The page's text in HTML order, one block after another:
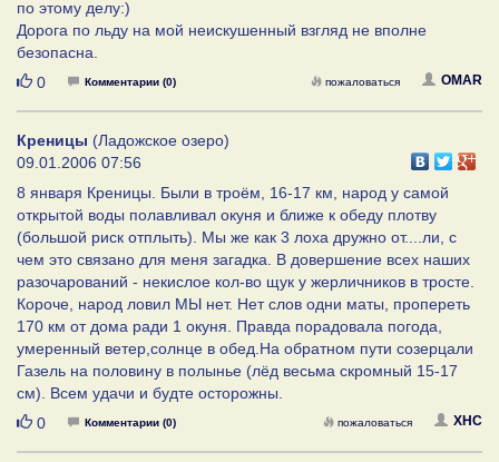
по этому делу:)
Дорога по льду на мой неискушенный взгляд не вполне
безопасна.
Нравится
0 Комментарии (0) OMAR
пожаловаться
Креницы (Ладожское озеро)
09.01.2006 07:56
8 января Креницы. Были в троём, 16-17 км, народ у самой
открытой воды полавливал окуня и ближе к обеду плотву
(большой риск отплыть). Мы же как 3 лоха дружно от....ли, с
чем это связано для меня загадка. В довершение всех наших
разочарований - некислое кол-во щук у жерличников в тросте.
Короче, народ ловил МЫ нет. Нет слов одни маты, пропереть
170 км от дома ради 1 окуня. Правда порадовала погода,
умеренный ветер,солнце в обед.На обратном пути созерцали
Газель на половину в полынье (лёд весьма скромный 15-17
см). Всем удачи и будте осторожны.
Нравится
0 Комментарии (0) ХНС
пожаловаться